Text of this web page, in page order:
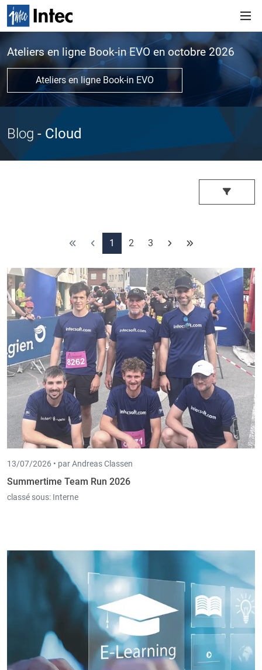
Ateliers en ligne Book-in EVO en octobre 2026
Ateliers en ligne Book-in EVO
Blog - Cloud
1 2 3
13/07/2026 • par Andreas Classen
Summertime Team Run 2026
classé sous: Interne